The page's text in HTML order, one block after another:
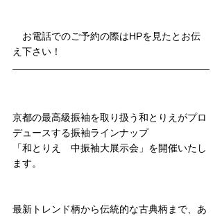
お電話でのご予約の際はHPを見たとお伝
え下さい！
京都の最高級振袖を取り扱う和とりえがプロ
デュースする振袖ラインナップ
「和とりえ　中振袖大展示会」を開催いたし
ます。
最新トレンド柄から伝統的な古典柄まで、あ